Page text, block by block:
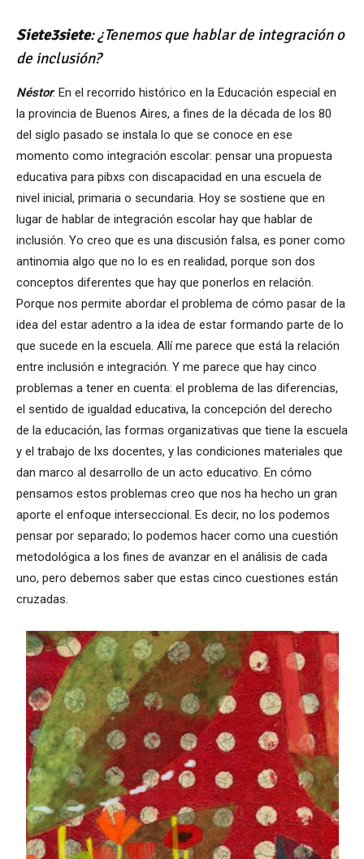
Siete3siete: ¿Tenemos que hablar de integración o
de inclusión?
Néstor: En el recorrido histórico en la Educación especial en
la provincia de Buenos Aires, a fines de la década de los 80
del siglo pasado se instala lo que se conoce en ese
momento como integración escolar: pensar una propuesta
educativa para pibxs con discapacidad en una escuela de
nivel inicial, primaria o secundaria. Hoy se sostiene que en
lugar de hablar de integración escolar hay que hablar de
inclusión. Yo creo que es una discusión falsa, es poner como
antinomia algo que no lo es en realidad, porque son dos
conceptos diferentes que hay que ponerlos en relación.
Porque nos permite abordar el problema de cómo pasar de la
idea del estar adentro a la idea de estar formando parte de lo
que sucede en la escuela. Allí me parece que está la relación
entre inclusión e integración. Y me parece que hay cinco
problemas a tener en cuenta: el problema de las diferencias,
el sentido de igualdad educativa, la concepción del derecho
de la educación, las formas organizativas que tiene la escuela
y el trabajo de lxs docentes, y las condiciones materiales que
dan marco al desarrollo de un acto educativo. En cómo
pensamos estos problemas creo que nos ha hecho un gran
aporte el enfoque interseccional. Es decir, no los podemos
pensar por separado; lo podemos hacer como una cuestión
metodológica a los fines de avanzar en el análisis de cada
uno, pero debemos saber que estas cinco cuestiones están
cruzadas.